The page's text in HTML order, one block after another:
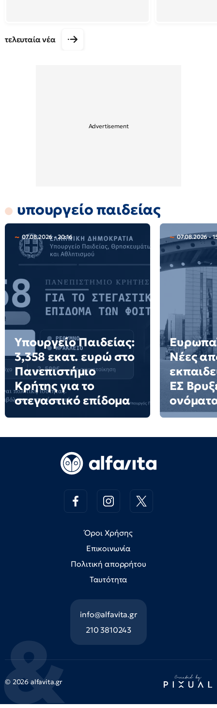
τελευταία νέα
υπουργείο παιδείας
07.08.2026 - 20:16
Υπουργείο Παιδείας:
3,358 εκατ. ευρώ στο
Πανεπιστήμιο
Κρήτης για το
στεγαστικό επίδομα
07.08.2026 -
Νέες
ΕΣ
Όροι Χρήσης
Επικοινωνία
Πολιτική απορρήτου
Ταυτότητα
info@alfavita.gr
210 3810243
© 2026 alfavita.gr